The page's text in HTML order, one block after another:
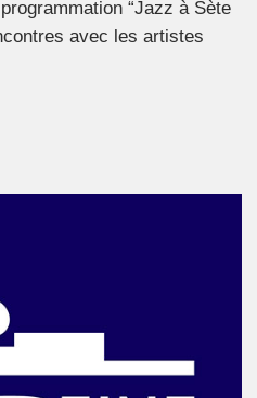
“Jazz à Sète
avec les artistes